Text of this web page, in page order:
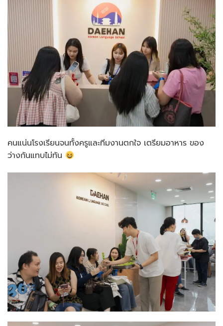
คนแน่นโรงเรียนจนทั้งครูและทีมงานตกใจ เตรียมอาหาร ของ
ว่างกันแทบไม่ทัน